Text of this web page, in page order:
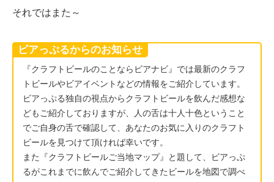
それではまた～
ビアっぷるからのお知らせ
『クラフトビールのことならビアナビ』では最新のクラフ
トビールやビアイベントなどの情報をご紹介しています。
ビアっぷる独自の視点からクラフトビールを飲んだ感想な
どもご紹介しておりますが、人の舌は十人十色ということ
でご自身の舌で確認して、あなたのお気に入りのクラフト
ビールを見つけて頂ければ幸いです。
また『クラフトビールご当地マップ』と題して、ビアっぷ
るがこれまでに飲んでご紹介してきたビールを地図で調べ